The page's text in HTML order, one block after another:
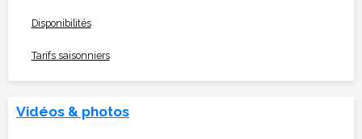
Disponibilités
Tarifs saisonniers
Vidéos & photos